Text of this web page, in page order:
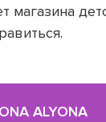
магазина
ALYONA